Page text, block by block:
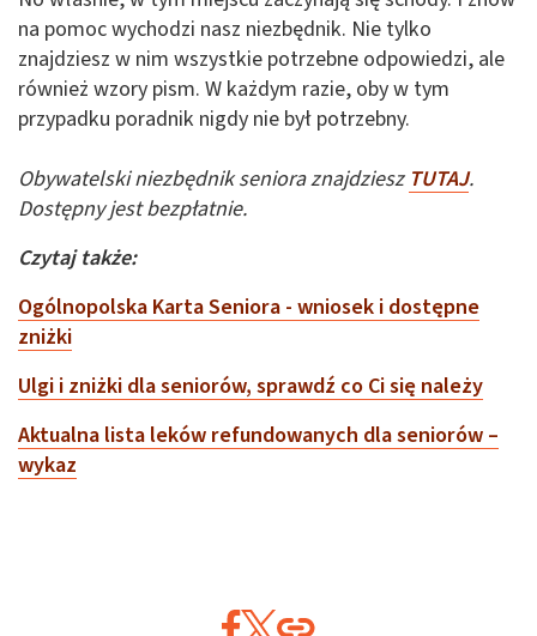
na pomoc wychodzi nasz niezbędnik. Nie tylko
znajdziesz w nim wszystkie potrzebne odpowiedzi, ale
również wzory pism. W każdym razie, oby w tym
przypadku poradnik nigdy nie był potrzebny.
Obywatelski niezbędnik seniora znajdziesz TUTAJ.
Dostępny jest bezpłatnie.
Czytaj także:
Ogólnopolska Karta Seniora - wniosek i dostępne
zniżki
Ulgi i zniżki dla seniorów, sprawdź co Ci się należy
Aktualna lista leków refundowanych dla seniorów –
wykaz